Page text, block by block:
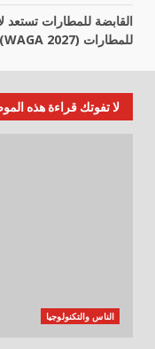
القابضة للمطارات تستعد
للمطارات (WAGA 2027) بشرم الشيخ
لا تفوتك قراءة هذه
الناس والتكنولوجيا